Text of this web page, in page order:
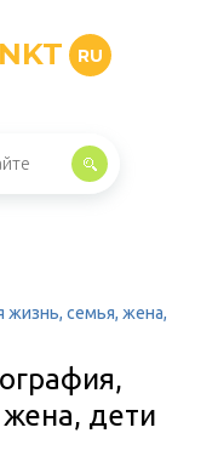
RU
жизнь, семья, жена,
дети